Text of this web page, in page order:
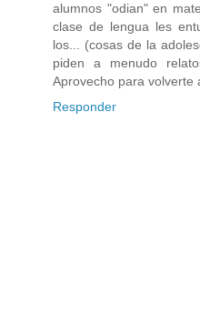
alumnos "odian" en
clase de lengua les
los... (cosas de la
piden a menudo
Aprovecho para volverte
Responder